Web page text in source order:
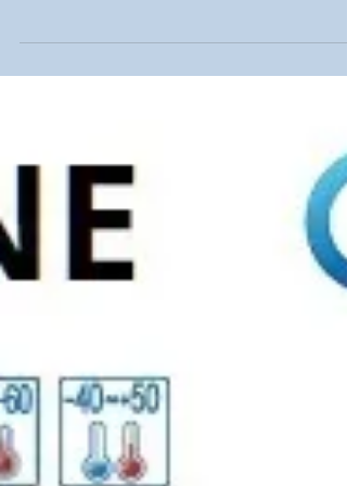
Sensor Indutivo 4 em 1